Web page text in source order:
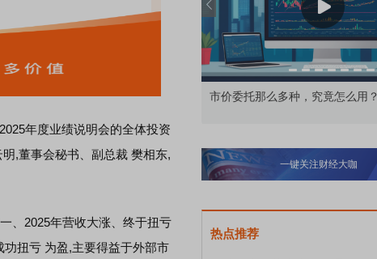
年度业绩说明会的全体投资
,董事会秘书、副总裁 樊相东,
、2025年营收大涨、终于扭亏
扭亏 为盈,主要得益于外部市
所知识 做理性投资者 市价委托那么多种，究竟怎么用？
一键关注财经大咖
热点推荐